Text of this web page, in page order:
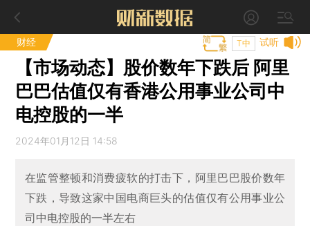
财经 试听
T中
【市场动态】股价数年下跌后 阿里
巴巴估值仅有香港公用事业公司中
电控股的一半
2024年01月12日 14:58
在监管整顿和消费疲软的打击下，阿里巴巴股价数年
下跌，导致这家中国电商巨头的估值仅有公用事业公
司中电控股的一半左右